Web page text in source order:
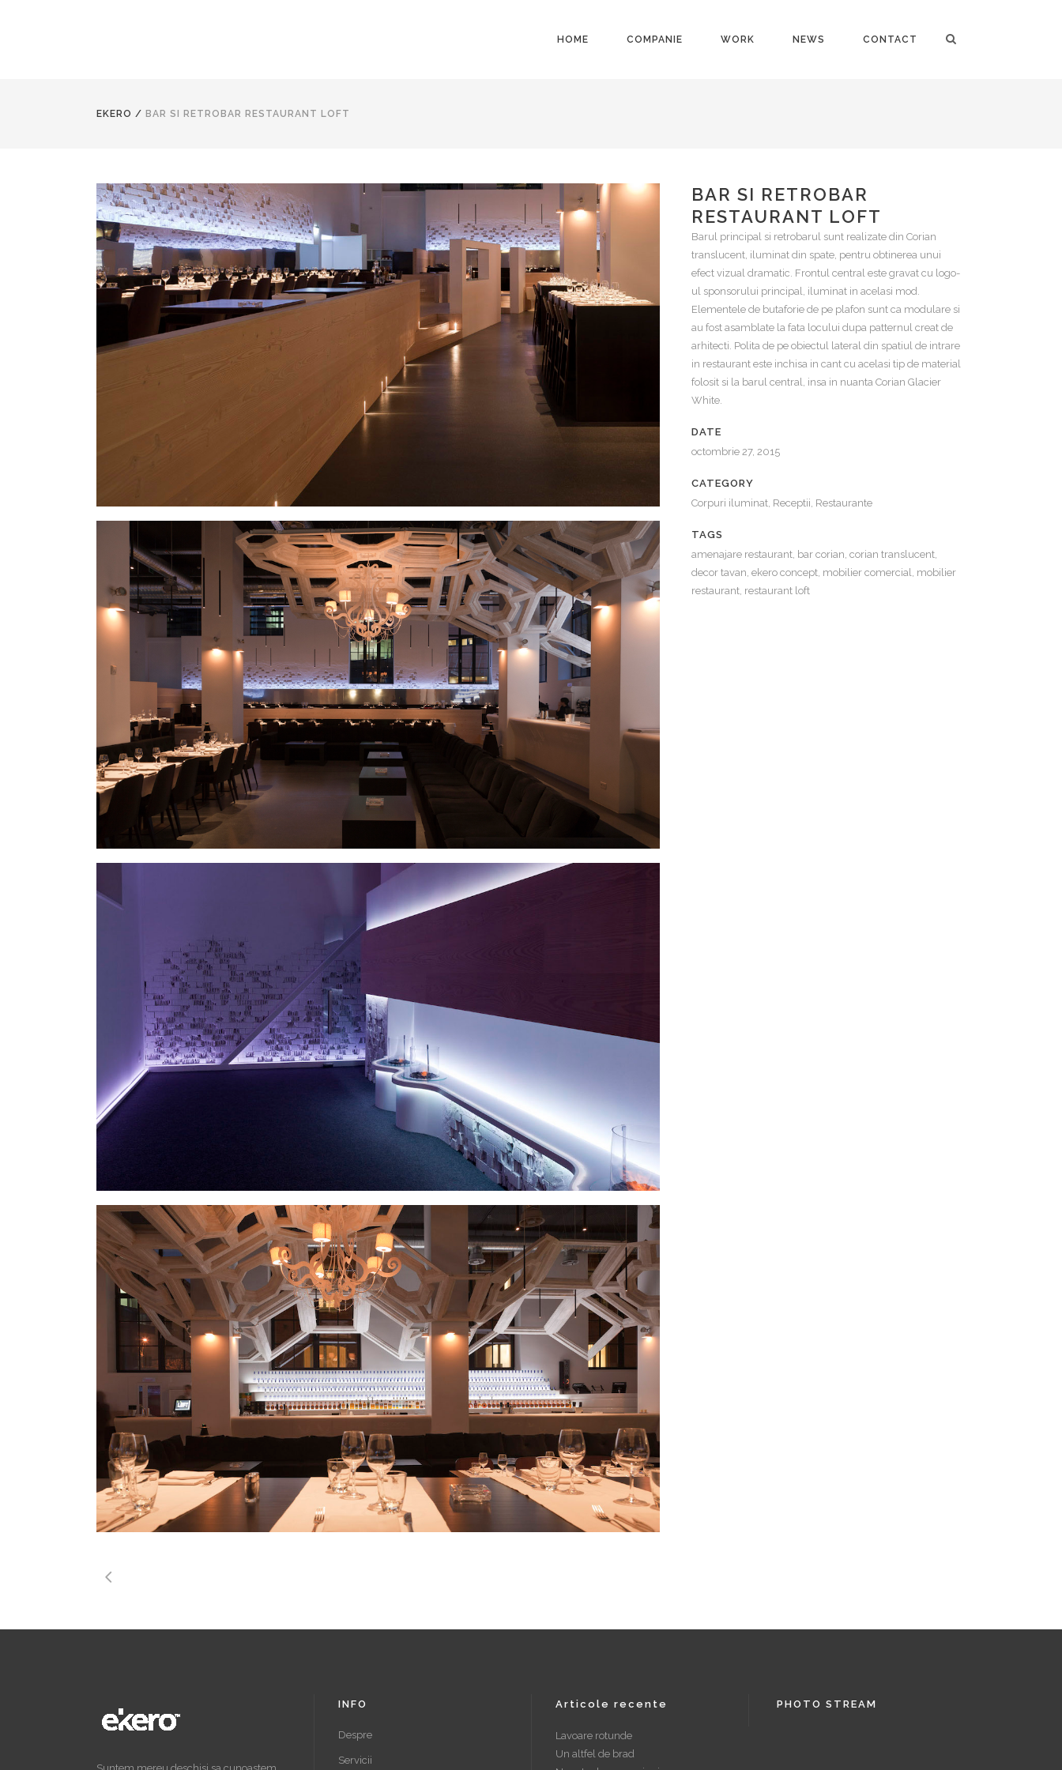
HOME COMPANIE WORK NEWS CONTACT
EKERO / BAR SI RETROBAR RESTAURANT LOFT
BAR SI RETROBAR
RESTAURANT LOFT
Barul principal si retrobarul sunt realizate din Corian
translucent, iluminat din spate, pentru obtinerea unui
efect vizual dramatic. Frontul central este gravat cu logo-
ul sponsorului principal, iluminat in acelasi mod.
Elementele de butaforie de pe plafon sunt ca modulare si
au fost asamblate la fata locului dupa patternul creat de
arhitecti. Polita de pe obiectul lateral din spatiul de intrare
in restaurant este inchisa in cant cu acelasi tip de material
folosit si la barul central, insa in nuanta Corian Glacier
White.
DATE
octombrie 27, 2015
CATEGORY
Corpuri iluminat, Receptii, Restaurante
TAGS
amenajare restaurant, bar corian, corian translucent,
decor tavan, ekero concept, mobilier comercial, mobilier
restaurant, restaurant loft
INFO
Despre
Servicii
Articole recente
Lavoare rotunde
Un altfel de brad
PHOTO STREAM